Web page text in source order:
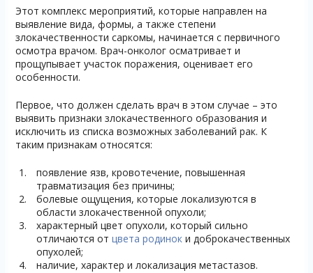
Этот комплекс мероприятий, которые направлен на
выявление вида, формы, а также степени
злокачественности саркомы, начинается с первичного
осмотра врачом. Врач-онколог осматривает и
прощупывает участок поражения, оценивает его
особенности.
Первое, что должен сделать врач в этом случае – это
выявить признаки злокачественного образования и
исключить из списка возможных заболеваний рак. К
таким признакам относятся:
появление язв, кровотечение, повышенная
травматизация без причины;
болевые ощущения, которые локализуются в
области злокачественной опухоли;
характерный цвет опухоли, который сильно
отличаются от цвета родиноки доброкачественных
опухолей;
наличие, характер и локализация метастазов.